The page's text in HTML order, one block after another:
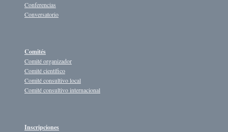
Conferencias
Conversatorio
Comités
Comité organizador
Comité científico
Comité consultivo local
Comité consultivo internacional
Inscripciones